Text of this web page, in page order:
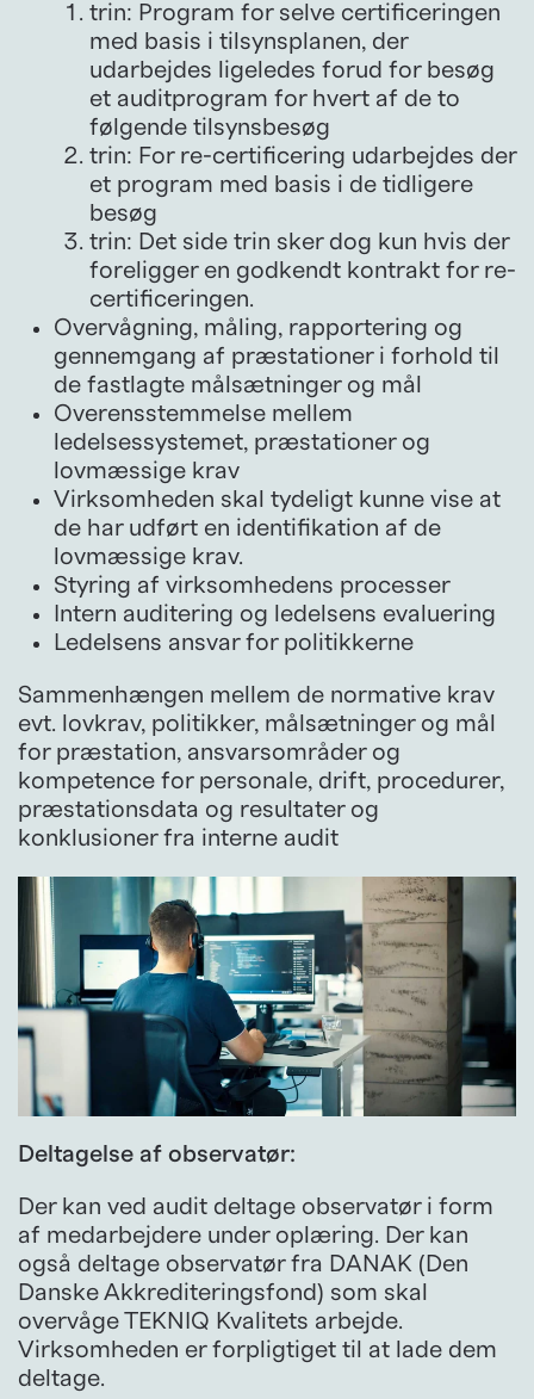
trin: Program for selve certificeringen
med basis i tilsynsplanen, der
udarbejdes ligeledes forud for besøg
et auditprogram for hvert af de to
følgende tilsynsbesøg
trin: For re-certificering udarbejdes der
et program med basis i de tidligere
besøg
trin: Det side trin sker dog kun hvis der
foreligger en godkendt kontrakt for re-
certificeringen.
Overvågning, måling, rapportering og
gennemgang af præstationer i forhold til
de fastlagte målsætninger og mål
Overensstemmelse mellem
ledelsessystemet, præstationer og
lovmæssige krav
Virksomheden skal tydeligt kunne vise at
de har udført en identifikation af de
lovmæssige krav.
Styring af virksomhedens processer
Intern auditering og ledelsens evaluering
Ledelsens ansvar for politikkerne
Sammenhængen mellem de normative krav
evt. lovkrav, politikker, målsætninger og mål
for præstation, ansvarsområder og
kompetence for personale, drift, procedurer,
præstationsdata og resultater og
konklusioner fra interne audit
Deltagelse af observatør:
Der kan ved audit deltage observatør i form
af medarbejdere under oplæring. Der kan
også deltage observatør fra DANAK (Den
Danske Akkrediteringsfond) som skal
overvåge TEKNIQ Kvalitets arbejde.
Virksomheden er forpligtiget til at lade dem
deltage.